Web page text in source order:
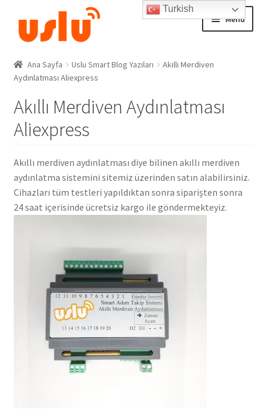
navigation
content
Menu
Ana Sayfa
Adım Takip Sistemi
İletişim
Ödeme
Ana Sayfa Uslu Smart Blog Yazıları
Akıllı Merdiven
Aydınlatması Aliexpress
Akıllı Merdiven Aydınlatması
Aliexpress
Akıllı merdiven aydınlatması diye bilinen akıllı merdiven
aydınlatma sistemini sitemiz üzerinden satın alabilirsiniz.
Cihazları tüm testleri yapıldıktan sonra siparişten sonra
24 saat içerisinde ücretsiz kargo ile göndermekteyiz.
Turkish